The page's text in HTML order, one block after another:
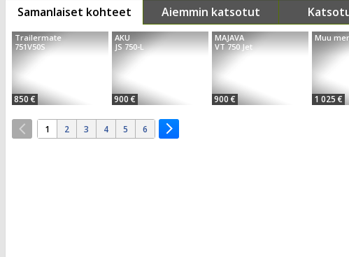
Samanlaiset kohteet Aiemmin katsotut
Trailermate
751V50S
850 €
AKU
JS 750-L
900 €
MAJAVA
VT 750 Jet
900 €
Muu
1 025 €
1 2 3 4 5 6